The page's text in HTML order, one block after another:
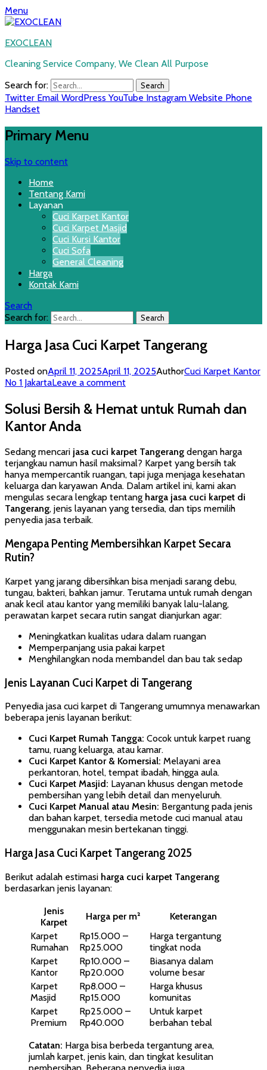
Menu
EXOCLEAN
Cleaning Service Company, We Clean All Purpose
Search for:
Twitter Email WordPress YouTube Instagram Website Phone
Handset
Primary Menu
Skip to content
Home
Tentang Kami
Layanan
Cuci Karpet Kantor
Cuci Karpet Masjid
Cuci Kursi Kantor
Cuci Sofa
General Cleaning
Harga
Kontak Kami
Search
Search for:
Harga Jasa Cuci Karpet Tangerang
Posted onApril 11, 2025April 11, 2025AuthorCuci Karpet Kantor
No 1 JakartaLeave a comment
Solusi Bersih & Hemat untuk Rumah dan
Kantor Anda
Sedang mencari jasa cuci karpet Tangerang dengan harga
terjangkau namun hasil maksimal? Karpet yang bersih tak
hanya mempercantik ruangan, tapi juga menjaga kesehatan
keluarga dan karyawan Anda. Dalam artikel ini, kami akan
mengulas secara lengkap tentang harga jasa cuci karpet di
Tangerang, jenis layanan yang tersedia, dan tips memilih
penyedia jasa terbaik.
Mengapa Penting Membersihkan Karpet Secara
Rutin?
Karpet yang jarang dibersihkan bisa menjadi sarang debu,
tungau, bakteri, bahkan jamur. Terutama untuk rumah dengan
anak kecil atau kantor yang memiliki banyak lalu-lalang,
perawatan karpet secara rutin sangat dianjurkan agar:
Meningkatkan kualitas udara dalam ruangan
Memperpanjang usia pakai karpet
Menghilangkan noda membandel dan bau tak sedap
Jenis Layanan Cuci Karpet di Tangerang
Penyedia jasa cuci karpet di Tangerang umumnya menawarkan
beberapa jenis layanan berikut:
Cuci Karpet Rumah Tangga: Cocok untuk karpet ruang
tamu, ruang keluarga, atau kamar.
Cuci Karpet Kantor & Komersial: Melayani area
perkantoran, hotel, tempat ibadah, hingga aula.
Cuci Karpet Masjid: Layanan khusus dengan metode
pembersihan yang lebih detail dan menyeluruh.
Cuci Karpet Manual atau Mesin: Bergantung pada jenis
dan bahan karpet, tersedia metode cuci manual atau
menggunakan mesin bertekanan tinggi.
Harga Jasa Cuci Karpet Tangerang 2025
Berikut adalah estimasi harga cuci karpet Tangerang
berdasarkan jenis layanan:
Jenis
Karpet
Harga per m²
Keterangan
Karpet
Rumahan
Rp15.000 –
Rp25.000
Harga tergantung
tingkat noda
Karpet
Kantor
Rp10.000 –
Rp20.000
Biasanya dalam
volume besar
Karpet
Masjid
Rp8.000 –
Rp15.000
Harga khusus
komunitas
Karpet
Premium
Rp25.000 –
Rp40.000
Untuk karpet
berbahan tebal
Catatan: Harga bisa berbeda tergantung area,
jumlah karpet, jenis kain, dan tingkat kesulitan